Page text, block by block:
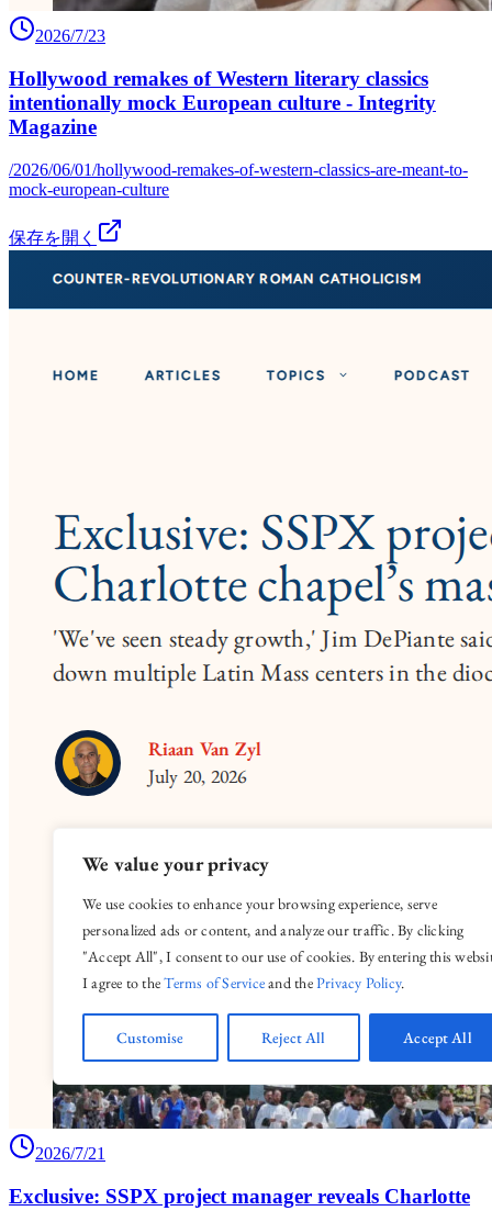
2026/7/23
Hollywood remakes of Western literary classics
intentionally mock European culture - Integrity
Magazine
/2026/06/01/hollywood-remakes-of-western-classics-are-meant-to-
mock-european-culture
保存を開く
2026/7/21
Exclusive: SSPX project manager reveals Charlotte